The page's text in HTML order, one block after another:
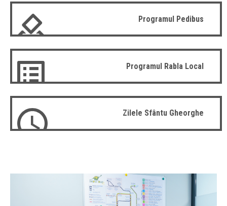
Programul Pedibus
Programul Rabla Local
Zilele Sfântu Gheorghe